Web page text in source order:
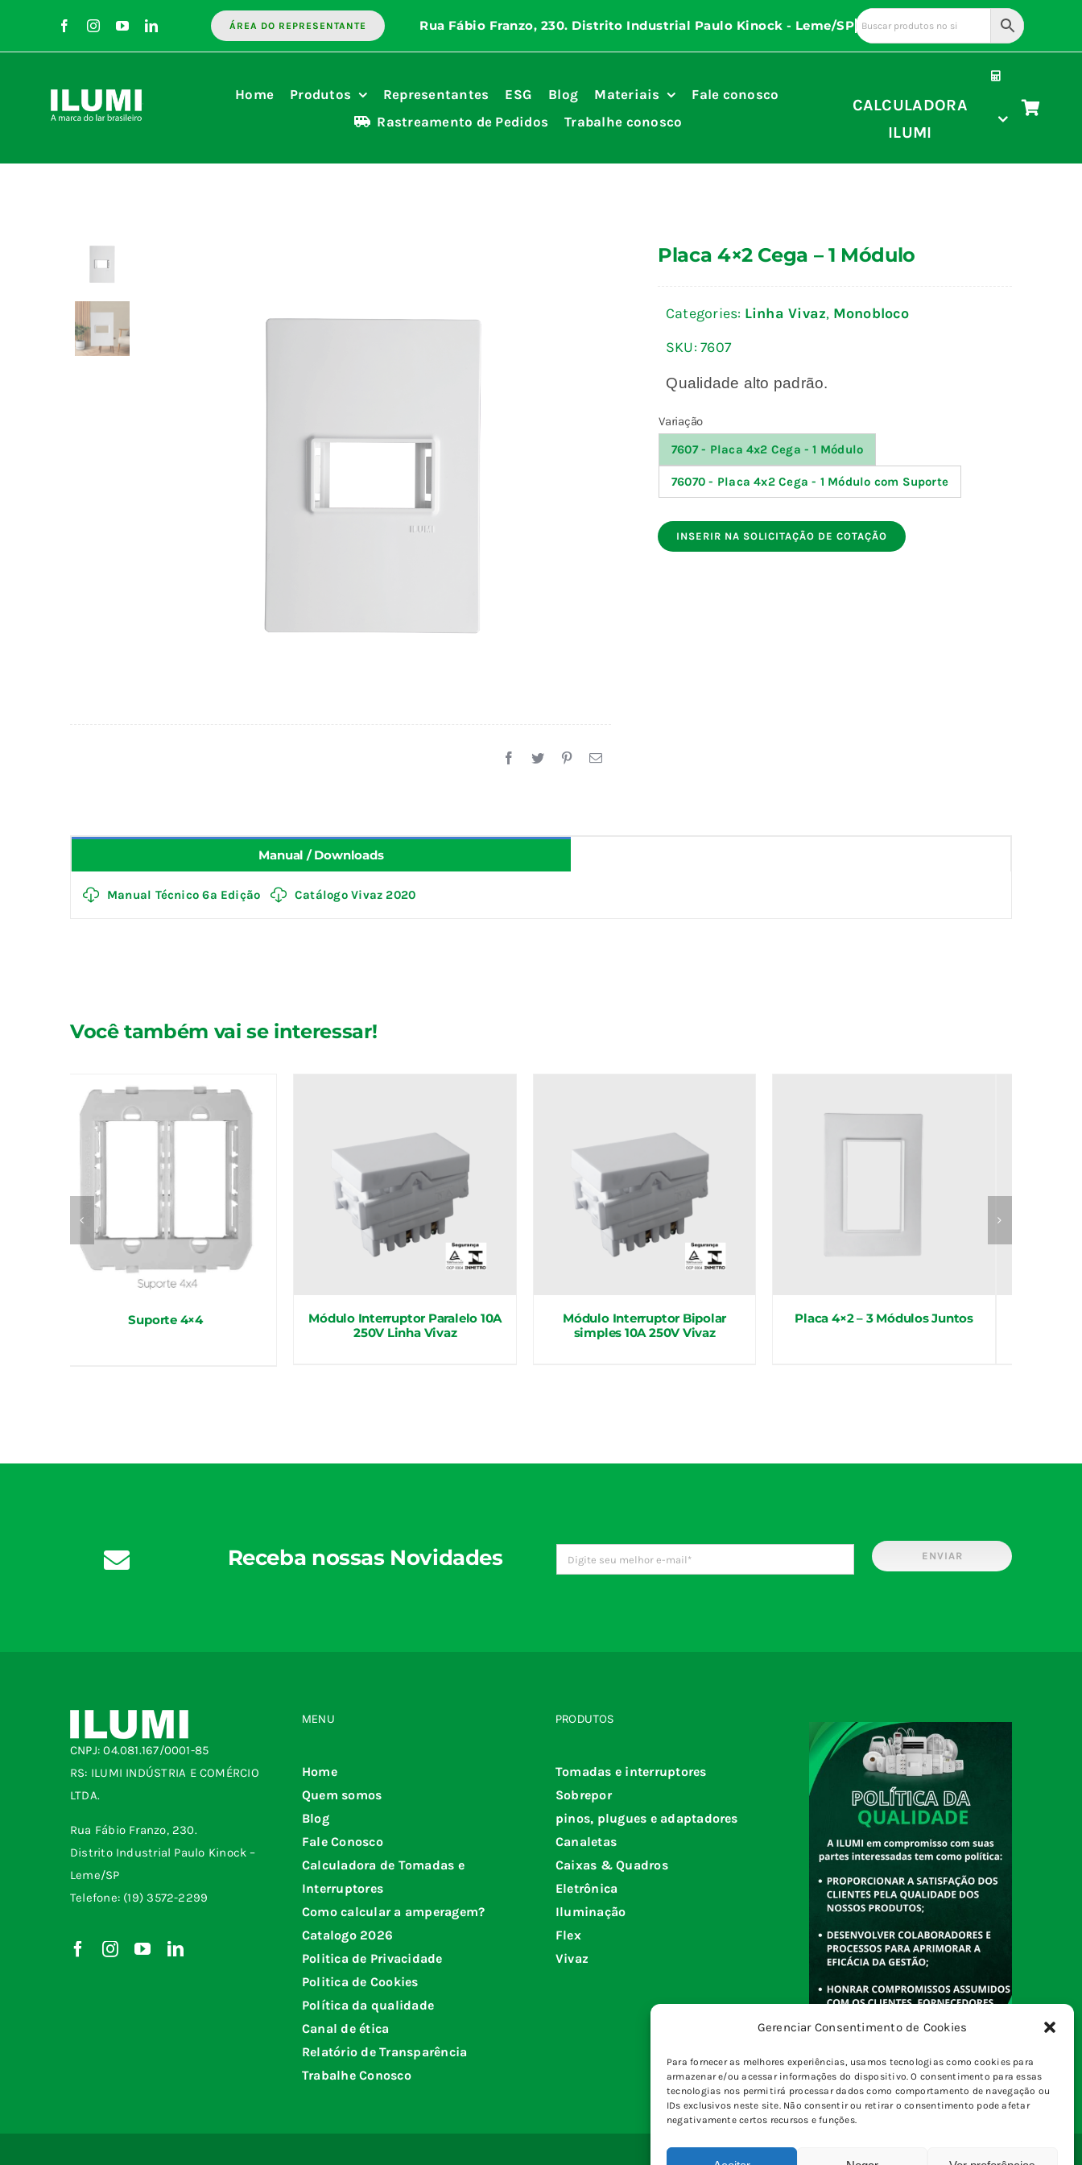
Gerenciar Consentimento de Cookies
Para fornecer as melhores experiências, usamos tecnologias como cookies para
armazenar e/ou acessar informações do dispositivo. O consentimento para essas
tecnologias nos permitirá processar dados como comportamento de navegação ou
IDs exclusivos neste site. Não consentir ou retirar o consentimento pode afetar
negativamente certos recursos e funções.
o
ÁREA DO REPRESENTANTE
Home Produtos Representantes ESG Blog Materiais
Fale conosco
Rastreamento de Pedidos
Trabalhe conosco
CALCULADORA
ILUMI
Placa 4×2 Cega – 1 Módulo
Categories: Linha Vivaz, Monobloco
SKU:7607
Qualidade alto padrão.
Variação
7607 - Placa 4x2 Cega - 1 Módulo
76070 - Placa 4x2 Cega - 1 Módulo com Suporte
INSERIR NA SOLICITAÇÃO DE COTAÇÃO
Manual / Downloads
Manual Técnico 6ª Edição Catálogo Vivaz 2020
Você também vai se interessar!
Suporte 4×4
Módulo Interruptor Paralelo 10A
250V Linha Vivaz
Módulo Interruptor Bipolar
simples 10A 250V Vivaz
Placa 4×2 – 3 Módulos Juntos
Receba nossas Novidades ENVIAR
CNPJ: 04.081.167/0001-85
RS: ILUMI INDÚSTRIA E COMÉRCIO
LTDA.
Rua Fábio Franzo, 230.
Distrito Industrial Paulo Kinock –
Leme/SP
Telefone: (19) 3572-2299
MENU
Home
Quem somos
Blog
Fale Conosco
Calculadora de Tomadas e
Interruptores
Como calcular a amperagem?
Catalogo 2026
Politica de Privacidade
Politica de Cookies
Política da qualidade
Canal de ética
Relatório de Transparência
Trabalhe Conosco
PRODUTOS
Tomadas e interruptores
Sobrepor
pinos, plugues e adaptadores
Canaletas
Caixas & Quadros
Eletrônica
Iluminação
Flex
Vivaz